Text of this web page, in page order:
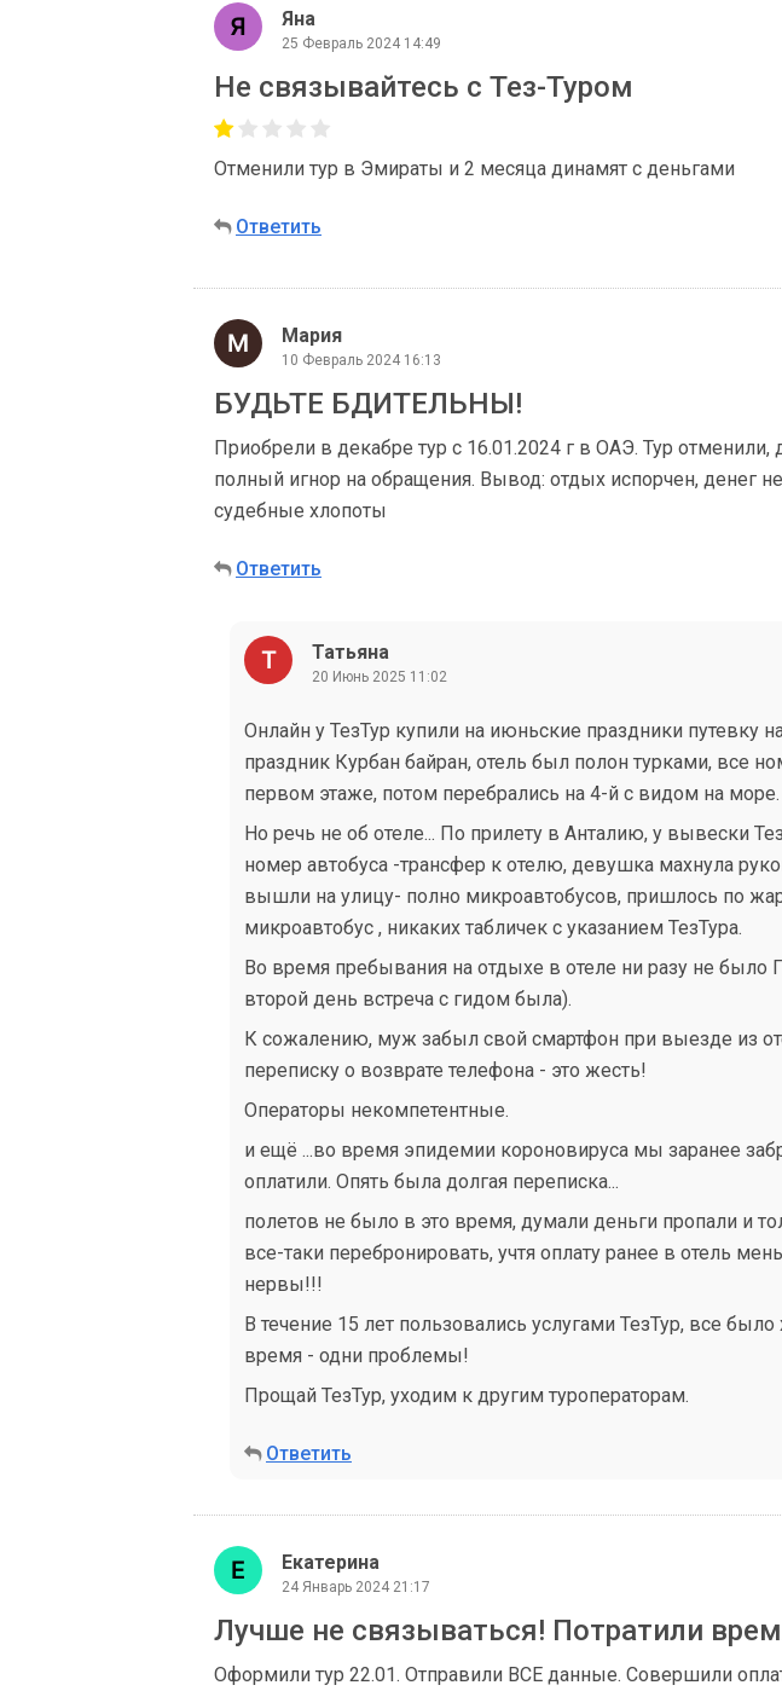
Яна
25 Февраль 2024 14:49
Не связывайтесь с Тез-Туром
Отменили тур в Эмираты и 2 месяца динамят с деньгами
Ответить
Мария
10 Февраль 2024 16:13
БУДЬТЕ БДИТЕЛЬНЫ!
Приобрели в декабре тур с 16.01.2024 г в ОАЭ. Тур
полный игнор на обращения. Вывод: отдых испорчен, денег
судебные хлопоты
Ответить
Татьяна
20 Июнь 2025 11:02
Онлайн у ТезТур купили на июньские праздники путевку
праздник Курбан байран, отель был полон турками, все
первом этаже, потом перебрались на 4-й с видом на море.
Но речь не об отеле... По прилету в Анталию, у вывески
номер автобуса -трансфер к отелю, девушка махнула
вышли на улицу- полно микроавтобусов, пришлось по
микроавтобус , никаких табличек с указанием ТезТура.
Во время пребывания на отдыхе в отеле ни разу не было
второй день встреча с гидом была).
К сожалению, муж забыл свой смартфон при выезде из
переписку о возврате телефона - это жесть!
Операторы некомпетентные.
и ещё ...во время эпидемии короновируса мы заранее
оплатили. Опять была долгая переписка...
полетов не было в это время, думали деньги пропали и
все-таки перебронировать, учтя оплату ранее в отель
нервы!!!
В течение 15 лет пользовались услугами ТезТур, все
время - одни проблемы!
Прощай ТезТур, уходим к другим туроператорам.
Ответить
Екатерина
24 Январь 2024 21:17
Лучше не связываться! Потратили
Оформили тур 22.01. Отправили ВСЕ данные. Совершили